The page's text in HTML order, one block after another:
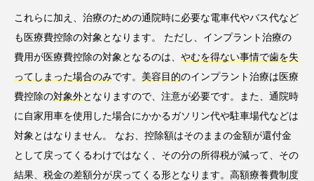
これらに加え、治療のための通院時に必要な電車代やバス代など
も医療費控除の対象となります。 ただし、インプラント治療の
費用が医療費控除の対象となるのは、 やむを得ない事情で歯を失
ってしまった場合のみです。 美容目的のインプラント治療は医療
費控除の対象外となりますので、注意が必要です。また、通院時
に自家用車を使用した場合にかかるガソリン代や駐車場代などは
対象とはなりません。 なお、控除額はそのままの金額が還付金
として戻ってくるわけではなく、その分の所得税が減って、その
結果、税金の差額分が戻ってくる形となります。高額療養費制度